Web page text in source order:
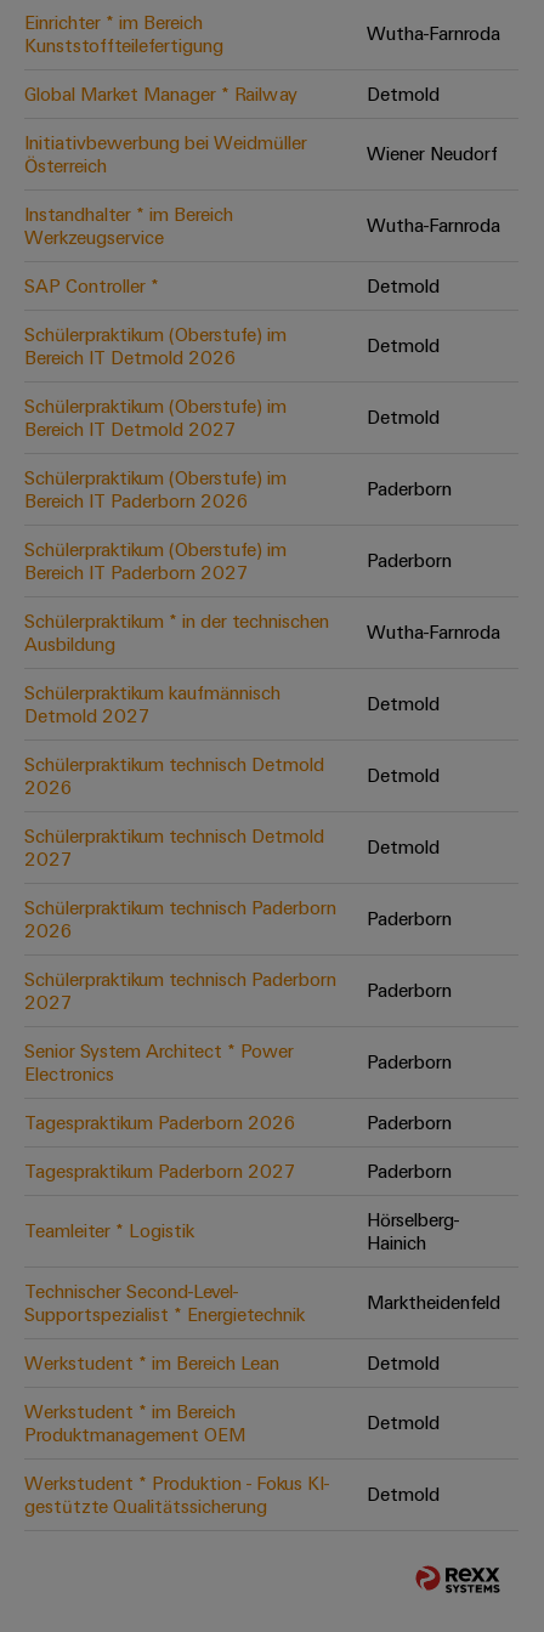
Modifizierte
und
bestückte
Kundenspezifische
Kabelkonfektionierung
Praxisnahe
Unsere Neuheiten
im Bereich
Digital
neuen Niveau
Einrichter * im Bereich
Kunststoffteilefertigung
Wutha-Farnroda
Global Market Manager * Railway
Detmold
Initiativbewerbung bei Weidmüller
Österreich
Wiener Neudorf
Instandhalter * im Bereich
Werkzeugservice
Wutha-Farnroda
SAP Controller *
Detmold
Schülerpraktikum (Oberstufe) im
Bereich IT Detmold 2026
Detmold
Schülerpraktikum (Oberstufe) im
Bereich IT Detmold 2027
Detmold
Schülerpraktikum (Oberstufe) im
Bereich IT Paderborn 2026
Paderborn
Schülerpraktikum (Oberstufe) im
Bereich IT Paderborn 2027
Paderborn
Schülerpraktikum * in der technischen
Ausbildung
Wutha-Farnroda
Schülerpraktikum kaufmännisch
Detmold 2027
Detmold
Schülerpraktikum technisch Detmold
2026
Detmold
Schülerpraktikum technisch Detmold
2027
Detmold
Schülerpraktikum technisch Paderborn
2026
Paderborn
Schülerpraktikum technisch Paderborn
2027
Paderborn
Senior System Architect * Power
Electronics
Paderborn
Tagespraktikum Paderborn 2026
Paderborn
Tagespraktikum Paderborn 2027
Paderborn
Teamleiter * Logistik
Hörselberg-
Hainich
Technischer Second-Level-
Supportspezialist * Energietechnik
Marktheidenfeld
Werkstudent * im Bereich Lean
Detmold
Werkstudent * im Bereich
Produktmanagement OEM
Detmold
Werkstudent * Produktion - Fokus KI-
gestützte Qualitätssicherung
Detmold